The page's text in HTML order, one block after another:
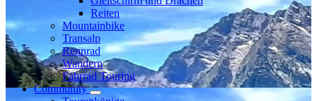
Reiten
Mountainbike
Transalp
Rennrad
Wandern
Fahrrad Touring
Community